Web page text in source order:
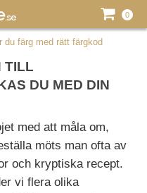
0
du färg med rätt färgkod
TILL
DU MED DIN
med att måla om,
möts man ofta av
och kryptiska recept.
vi flera olika